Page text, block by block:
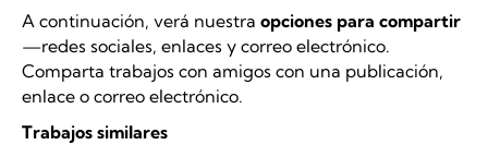
A continuación, verá nuestra opciones para compartir
—redes sociales, enlaces y correo electrónico.
Comparta trabajos con amigos con una publicación,
enlace o correo electrónico.
Trabajos similares